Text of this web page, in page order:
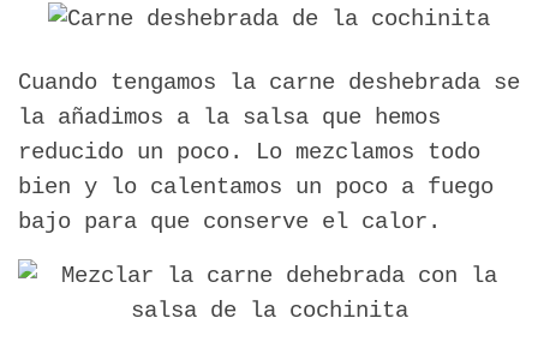
Cuando tengamos la carne deshebrada se
la añadimos a la salsa que hemos
reducido un poco. Lo mezclamos todo
bien y lo calentamos un poco a fuego
bajo para que conserve el calor.